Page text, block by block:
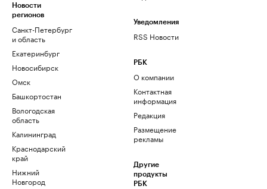
Новости
регионов
Санкт-Петербург
и область
Екатеринбург
Новосибирск
Омск
Башкортостан
Вологодская
область
Калининград
Краснодарский
край
Нижний
Новгород
Уведомления
RSS Новости
РБК
О компании
Контактная
информация
Редакция
Размещение
рекламы
Другие
продукты
РБК